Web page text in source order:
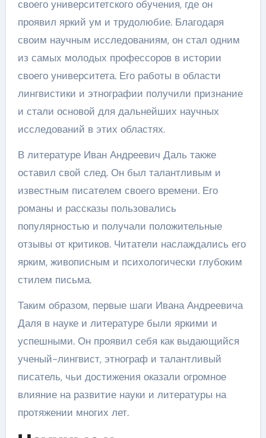
своего университетского обучения, где он
проявил яркий ум и трудолюбие. Благодаря
своим научным исследованиям, он стал одним
из самых молодых профессоров в истории
своего университета. Его работы в области
лингвистики и этнографии получили признание
и стали основой для дальнейших научных
исследований в этих областях.
В литературе Иван Андреевич Даль также
оставил свой след. Он был талантливым и
известным писателем своего времени. Его
романы и рассказы пользовались
популярностью и получали положительные
отзывы от критиков. Читатели наслаждались его
ярким, живописным и психологически глубоким
стилем письма.
Таким образом, первые шаги Ивана Андреевича
Даля в науке и литературе были яркими и
успешными. Он проявил себя как выдающийся
ученый-лингвист, этнограф и талантливый
писатель, чьи достижения оказали огромное
влияние на развитие науки и литературы на
протяжении многих лет.